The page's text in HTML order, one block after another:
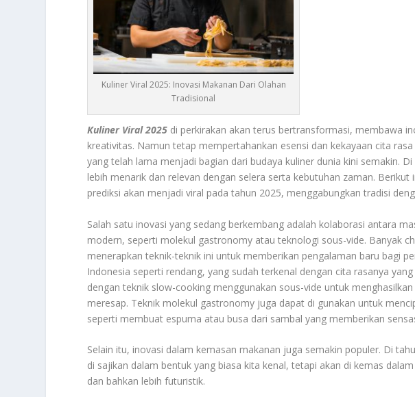
Kuliner Viral 2025: Inovasi Makanan Dari Olahan
Tradisional
Kuliner Viral 2025 di perkirakan akan terus bertransformasi, membawa
kreativitas. Namun tetap mempertahankan esensi dan kekayaan cita
yang telah lama menjadi bagian dari budaya kuliner dunia kini semakin.
lebih menarik dan relevan dengan selera serta kebutuhan zaman. Berikut
prediksi akan menjadi viral pada tahun 2025, menggabungkan tradisi
Salah satu inovasi yang sedang berkembang adalah kolaborasi antara
modern, seperti molekul gastronomy atau teknologi sous-vide. Banyak
menerapkan teknik-teknik ini untuk memberikan pengalaman baru bagi
Indonesia seperti rendang, yang sudah terkenal dengan cita rasanya
dengan teknik slow-cooking menggunakan sous-vide untuk
meresap. Teknik molekul gastronomy juga dapat di gunakan untuk
seperti membuat espuma atau busa dari sambal yang memberikan
Selain itu, inovasi dalam kemasan makanan juga semakin populer. Di
di sajikan dalam bentuk yang biasa kita kenal, tetapi akan di kemas
dan bahkan lebih futuristik.